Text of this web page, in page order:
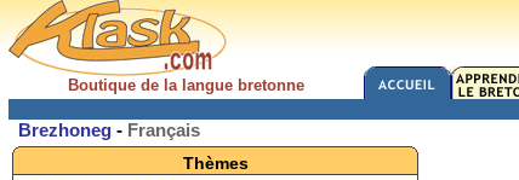
Boutique de la langue bretonne
Brezhoneg - Français
Thèmes